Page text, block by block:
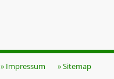
» Impressum » Sitemap